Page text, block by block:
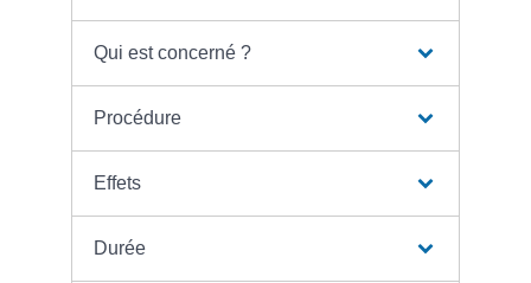
Qui est concerné ?
Procédure
Effets
Durée